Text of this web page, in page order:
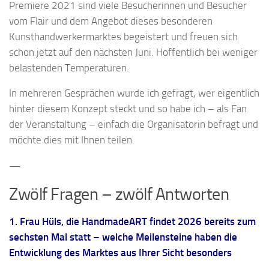
Premiere 2021 sind viele Besucherinnen und Besucher
vom Flair und dem Angebot dieses besonderen
Kunsthandwerkermarktes begeistert und freuen sich
schon jetzt auf den nächsten Juni. Hoffentlich bei weniger
belastenden Temperaturen.
In mehreren Gesprächen wurde ich gefragt, wer eigentlich
hinter diesem Konzept steckt und so habe ich – als Fan
der Veranstaltung – einfach die Organisatorin befragt und
möchte dies mit Ihnen teilen.
—
Zwölf Fragen – zwölf Antworten
1. Frau Hüls, die HandmadeART findet 2026 bereits zum
sechsten Mal statt – welche Meilensteine haben die
Entwicklung des Marktes aus Ihrer Sicht besonders